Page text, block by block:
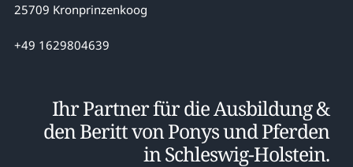
25709 Kronprinzenkoog
+49 1629804639
Ihr Partner für die Ausbildung &
den Beritt von Ponys und Pferden
in Schleswig-Holstein.